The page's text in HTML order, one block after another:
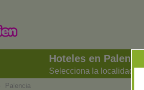
Hoteles en Palencia
Selecciona la localidad
Palencia